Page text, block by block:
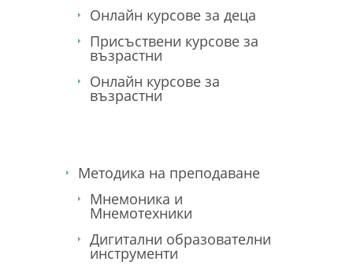
Онлайн курсове за деца
Присъствени курсове за
възрастни
Онлайн курсове за
възрастни
Методика на преподаване
Мнемоника и
Мнемотехники
Дигитални образователни
инструменти